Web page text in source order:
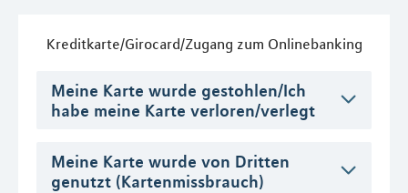
Kreditkarte/Girocard/Zugang zum Onlinebanking
Meine Karte wurde gestohlen/Ich
habe meine Karte verloren/verlegt
Meine Karte wurde von Dritten
genutzt (Kartenmissbrauch)